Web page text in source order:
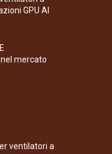
GPU AI
mercato
ventilatori a